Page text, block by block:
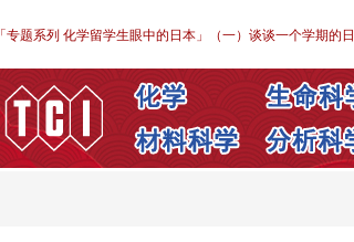
「专题系列 化学留学生眼中的日本」（一）谈谈一个学期的